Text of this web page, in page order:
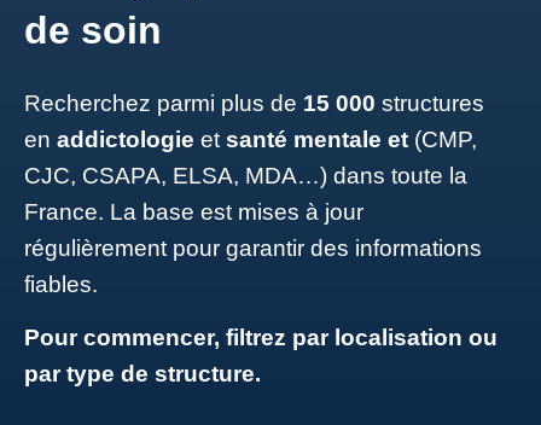
de soin
Recherchez parmi plus de 15 000 structures
en addictologie et santé mentale et (CMP,
CJC, CSAPA, ELSA, MDA…) dans toute la
France. La base est mises à jour
régulièrement pour garantir des informations
fiables.
Pour commencer, filtrez par localisation ou
par type de structure.